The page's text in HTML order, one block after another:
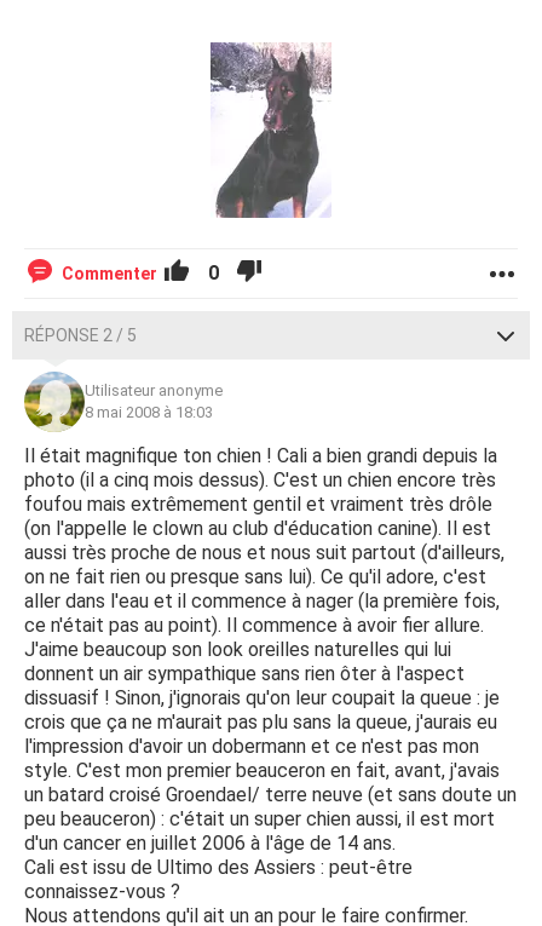
Commenter 0
RÉPONSE 2 / 5
Utilisateur anonyme
8 mai 2008 à 18:03
Il était magnifique ton chien ! Cali a bien grandi depuis la
photo (il a cinq mois dessus). C'est un chien encore très
foufou mais extrêmement gentil et vraiment très drôle
(on l'appelle le clown au club d'éducation canine). Il est
aussi très proche de nous et nous suit partout (d'ailleurs,
on ne fait rien ou presque sans lui). Ce qu'il adore, c'est
aller dans l'eau et il commence à nager (la première fois,
ce n'était pas au point). Il commence à avoir fier allure.
J'aime beaucoup son look oreilles naturelles qui lui
donnent un air sympathique sans rien ôter à l'aspect
dissuasif ! Sinon, j'ignorais qu'on leur coupait la queue : je
crois que ça ne m'aurait pas plu sans la queue, j'aurais eu
l'impression d'avoir un dobermann et ce n'est pas mon
style. C'est mon premier beauceron en fait, avant, j'avais
un batard croisé Groendael/ terre neuve (et sans doute un
peu beauceron) : c'était un super chien aussi, il est mort
d'un cancer en juillet 2006 à l'âge de 14 ans.
Cali est issu de Ultimo des Assiers : peut-être
connaissez-vous ?
Nous attendons qu'il ait un an pour le faire confirmer.